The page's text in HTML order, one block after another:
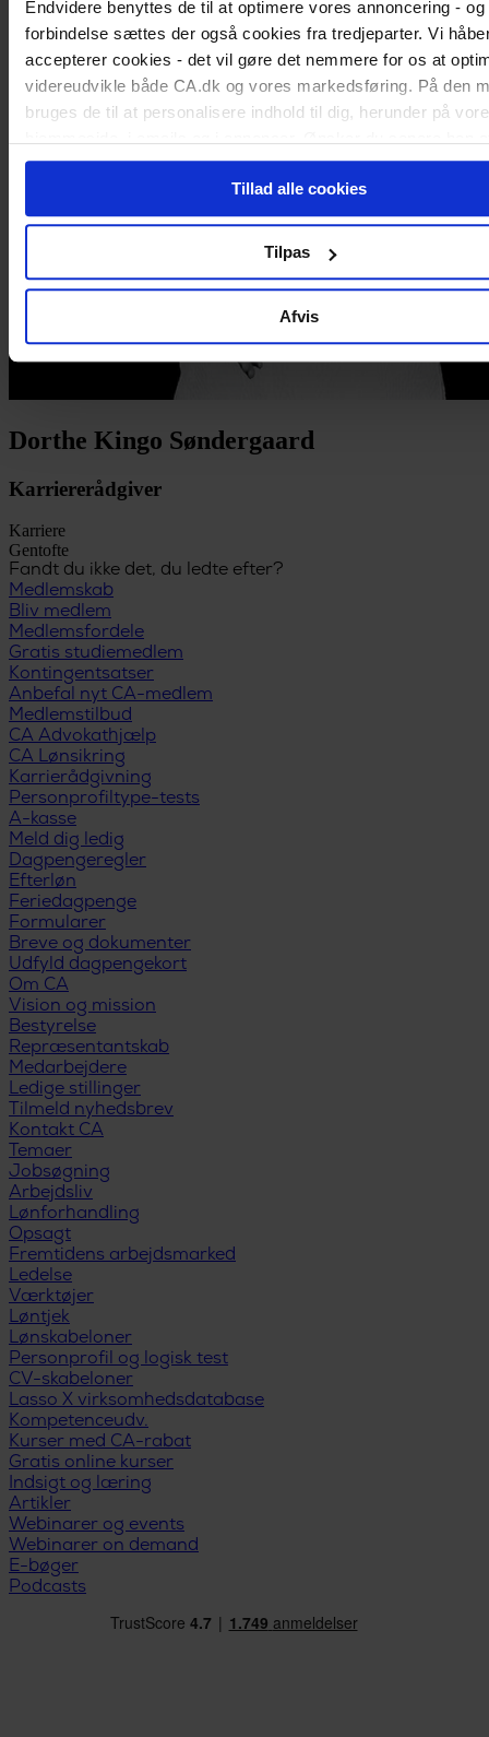
Endvidere benyttes de til at optimere vores annoncering - og
forbindelse sættes der også cookies fra tredjeparter. Vi
accepterer cookies - det vil gøre det nemmere for os at
videreudvikle både CA.dk og vores markedsføring. På den
bruges de til at personalisere indhold til dig, herunder på
cookie-samtykke, kan du altid gøre det ved at klikke på
Tillad alle cookies
Tilpas
Afvis
Dorthe Kingo Søndergaard
Karriererådgiver
Karriere
Gentofte
Fandt du ikke det, du ledte efter?
Medlemskab
Bliv medlem
Medlemsfordele
Gratis studiemedlem
Kontingentsatser
Anbefal nyt CA-medlem
Medlemstilbud
CA Advokathjælp
CA Lønsikring
Karrierådgivning
Personprofiltype-tests
A-kasse
Meld dig ledig
Dagpengeregler
Efterløn
Feriedagpenge
Formularer
Breve og dokumenter
Udfyld dagpengekort
Om CA
Vision og mission
Bestyrelse
Repræsentantskab
Medarbejdere
Ledige stillinger
Tilmeld nyhedsbrev
Kontakt CA
Temaer
Jobsøgning
Arbejdsliv
Lønforhandling
Opsagt
Fremtidens arbejdsmarked
Ledelse
Værktøjer
Løntjek
Lønskabeloner
Personprofil og logisk test
CV-skabeloner
Lasso X virksomhedsdatabase
Kompetenceudv.
Kurser med CA-rabat
Gratis online kurser
Indsigt og læring
Artikler
Webinarer og events
Webinarer on demand
E-bøger
Podcasts